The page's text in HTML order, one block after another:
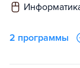
2 программы